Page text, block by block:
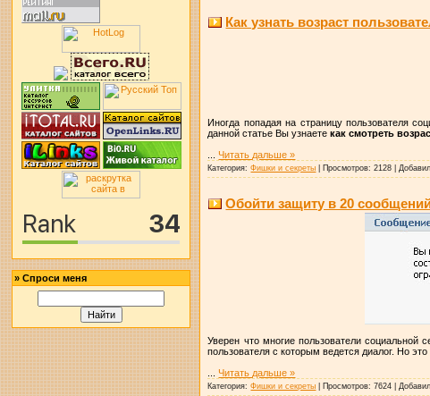
»Спроси меня
Как узнать возраст
Иногда попадая на страницу пользователя
данной статье Вы узнаетекак смотреть
...Читать дальше »
Категория: Фишки и секреты Просмотров: 2128 |
Обойти защиту в 20
Уверен что многие пользователи социальной
пользователя с которым ведется диалог. Но
...Читать дальше »
Категория: Фишки и секреты Просмотров: 7624 |